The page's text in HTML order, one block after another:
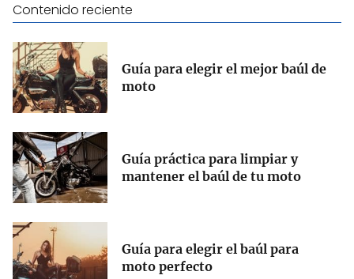
Contenido reciente
Guía para elegir el mejor baúl de
moto
Guía práctica para limpiar y
mantener el baúl de tu moto
Guía para elegir el baúl para
moto perfecto